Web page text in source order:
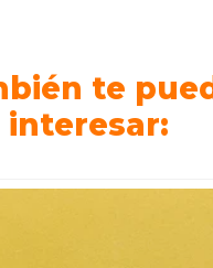
te
interesar: